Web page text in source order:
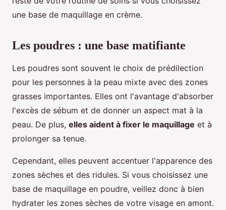
une base de maquillage en crème.
Les poudres : une base matifiante
Les poudres sont souvent le choix de prédilection
pour les personnes à la peau mixte avec des zones
grasses importantes. Elles ont l'avantage d'absorber
l'excès de sébum et de donner un aspect mat à la
peau. De plus, elles aident à fixer le maquillage et à
prolonger sa tenue.
Cependant, elles peuvent accentuer l'apparence des
zones sèches et des ridules. Si vous choisissez une
base de maquillage en poudre, veillez donc à bien
hydrater les zones sèches de votre visage en amont.